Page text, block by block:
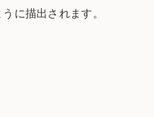
に描出されます。